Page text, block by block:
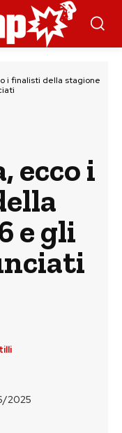
i finalisti della stagione
ecco i
e gli
2025